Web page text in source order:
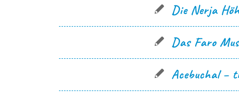
Die Nerja
Das Faro
Acebuchal –